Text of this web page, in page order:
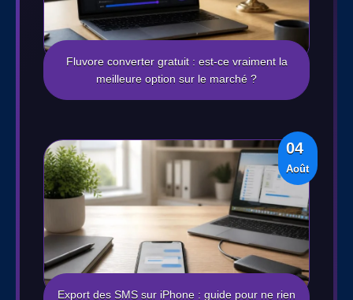
Fluvore converter gratuit : est-ce vraiment la
meilleure option sur le marché ?
04
Août
Export des SMS sur iPhone : guide pour ne rien